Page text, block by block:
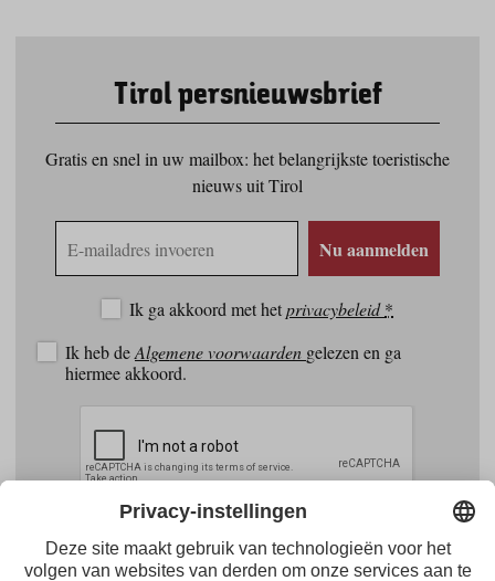
Tirol persnieuwsbrief
Gratis en snel in uw mailbox: het belangrijkste toeristische
nieuws uit Tirol
mailadres
Nu aanmelden
Ik ga akkoord met hetprivacybeleid*
Ik heb deAlgemene voorwaarden gelezen en ga
hiermee akkoord.